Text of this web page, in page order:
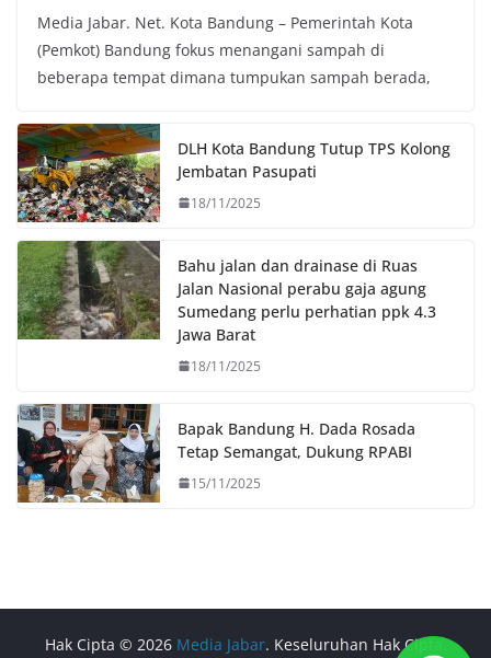
c
e
b
o
k
i
t
t
r
a
t
s
p
p
p
y
L
n
k
Media Jabar. Net. Kota Bandung – Pemerintah Kota
(Pemkot) Bandung fokus menangani sampah di
beberapa tempat dimana tumpukan sampah berada,
DLH Kota Bandung Tutup TPS Kolong
Jembatan Pasupati
18/11/2025
Bahu jalan dan drainase di Ruas
Jalan Nasional perabu gaja agung
Sumedang perlu perhatian ppk 4.3
Jawa Barat
18/11/2025
Bapak Bandung H. Dada Rosada
Tetap Semangat, Dukung RPABI
15/11/2025
Hak Cipta © 2026 Media Jabar. Keseluruhan Hak Cipta.